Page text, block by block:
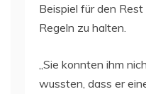
Beispiel für den
Regeln zu halten.
„Sie konnten ihm
wussten, dass er